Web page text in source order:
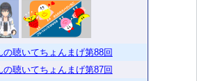
の聴いてちょんまげ第88回
の聴いてちょんまげ第87回